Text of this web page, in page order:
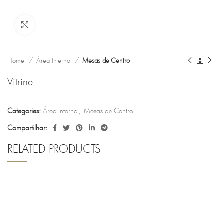
Home Área Interna Mesas de Centro
Vitrine
Categories: Área Interna , Mesas de Centro
Compartilhar:
RELATED PRODUCTS